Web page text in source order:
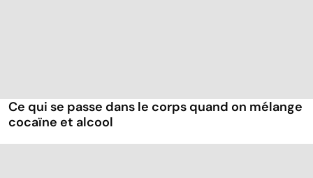
Ce qui se passe dans le corps quand on mélange
cocaïne et alcool